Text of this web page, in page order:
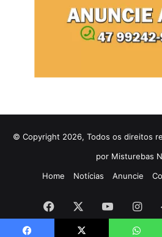
© Copyright 2026, Todos os direitos
por Misturebas
Home
Notícias Anuncie
Facebook YouTube